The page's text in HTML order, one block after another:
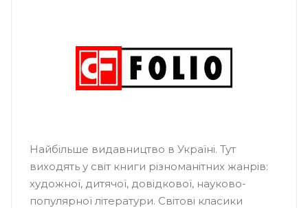
Найбільше видавництво в Україні. Тут
виходять у світ книги різноманітних жанрів:
художної, дитячої, довідкової, науково-
популярної літератури. Світові класики